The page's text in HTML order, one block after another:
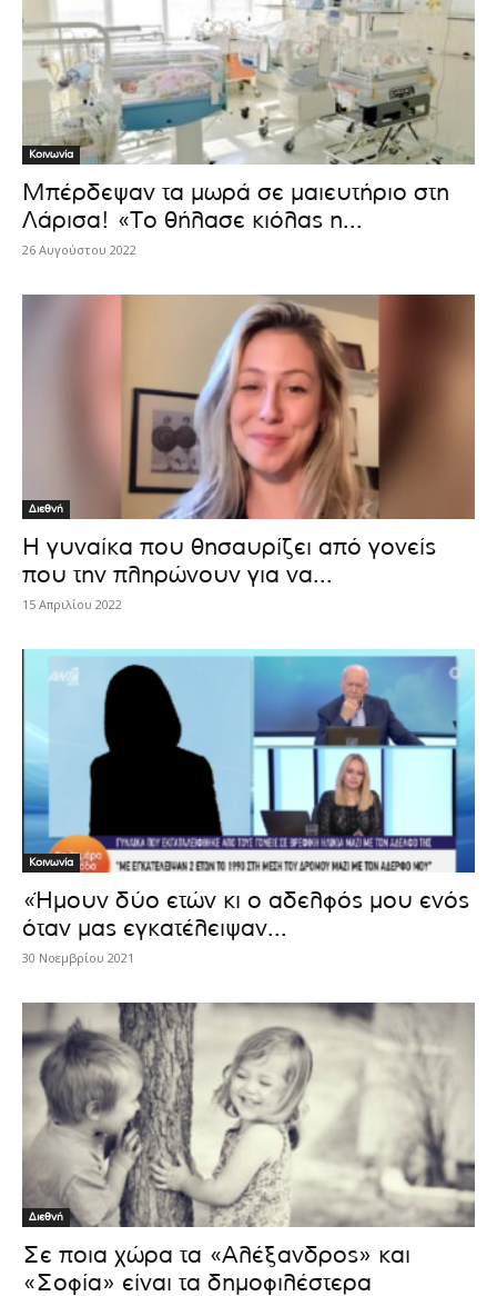
Κοινωνία
Μπέρδεψαν τα μωρά σε μαιευτήριο στη
Λάρισα! «Το θήλασε κιόλας η...
26 Αυγούστου 2022
Διεθνή
Η γυναίκα που θησαυρίζει από γονείς
που την πληρώνουν για να...
15 Απριλίου 2022
Κοινωνία
«Ήμουν δύο ετών κι ο αδελφός μου ενός
όταν μας εγκατέλειψαν...
30 Νοεμβρίου 2021
Διεθνή
Σε ποια χώρα τα «Αλέξανδρος» και
«Σοφία» είναι τα δημοφιλέστερα